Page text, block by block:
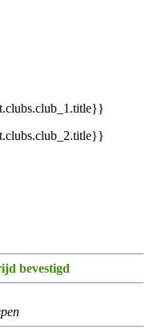
bevestigd